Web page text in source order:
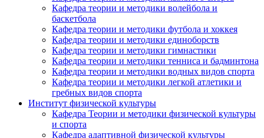
Кафедра теории и методики волейбола и
баскетбола
Кафедра теории и методики футбола и хоккея
Кафедра теории и методики единоборств
Кафедра теории и методики гимнастики
Кафедра теории и методики тенниса и бадминтона
Кафедра теории и методики водных видов спорта
Кафедра теории и методики легкой атлетики и
гребных видов спорта
Институт физической культуры
Кафедра Теории и методики физической культуры
и спорта
Кафедра адаптивной физической культуры